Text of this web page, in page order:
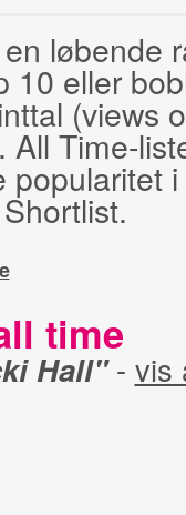
løbende
eller
(views
All Time-
time
Hall"- vis